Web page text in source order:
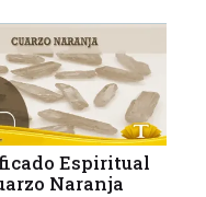
Espiritual
Naranja